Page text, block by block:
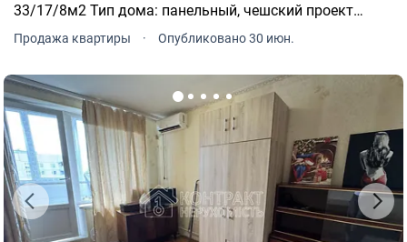
33/17/8м2 Тип дома: панельный, чешский проект
Планирование: одностороннее под ремонт, санузел
совмещенный. Цена: 18 500 у.е.
Продажа квартиры · Опубликовано 30 июн.